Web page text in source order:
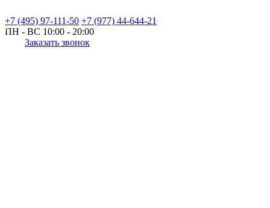
+7 (495) 97-111-50 +7 (977) 44-644-21
ПН - ВС 10:00 - 20:00
Заказать звонок